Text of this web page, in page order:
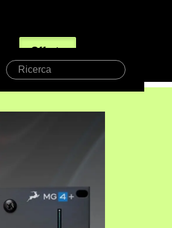
Offerte
Ricerca